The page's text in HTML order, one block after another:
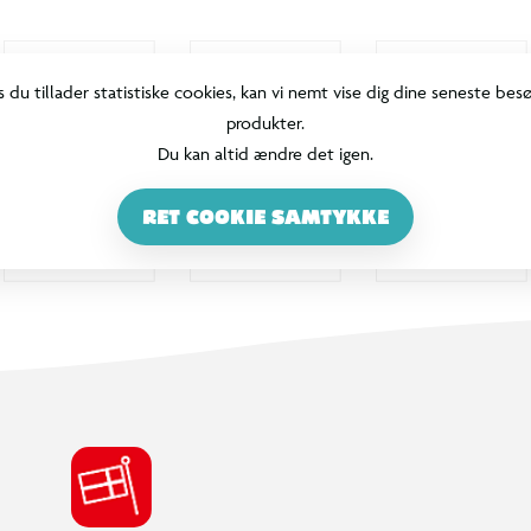
du tillader statistiske cookies, kan vi nemt vise dig dine seneste
produkter.
Du kan altid ændre det igen.
RET COOKIE SAMTYKKE